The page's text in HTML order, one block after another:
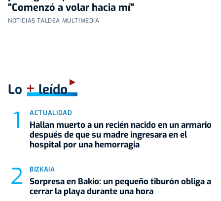
"Comenzó a volar hacia mí"
NOTICIAS TALDEA MULTIMEDIA
Lo +leído
ACTUALIDAD
Hallan muerto a un recién nacido en un armario
después de que su madre ingresara en el
hospital por una hemorragia
BIZKAIA
Sorpresa en Bakio: un pequeño tiburón obliga a
cerrar la playa durante una hora